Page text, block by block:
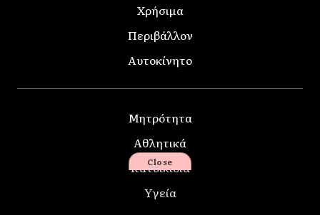
Χρήσιμα
Περιβάλλον
Αυτοκίνητο
Μητρότητα
Αθλητικά
Κατοικίδια
Υγεία
Close